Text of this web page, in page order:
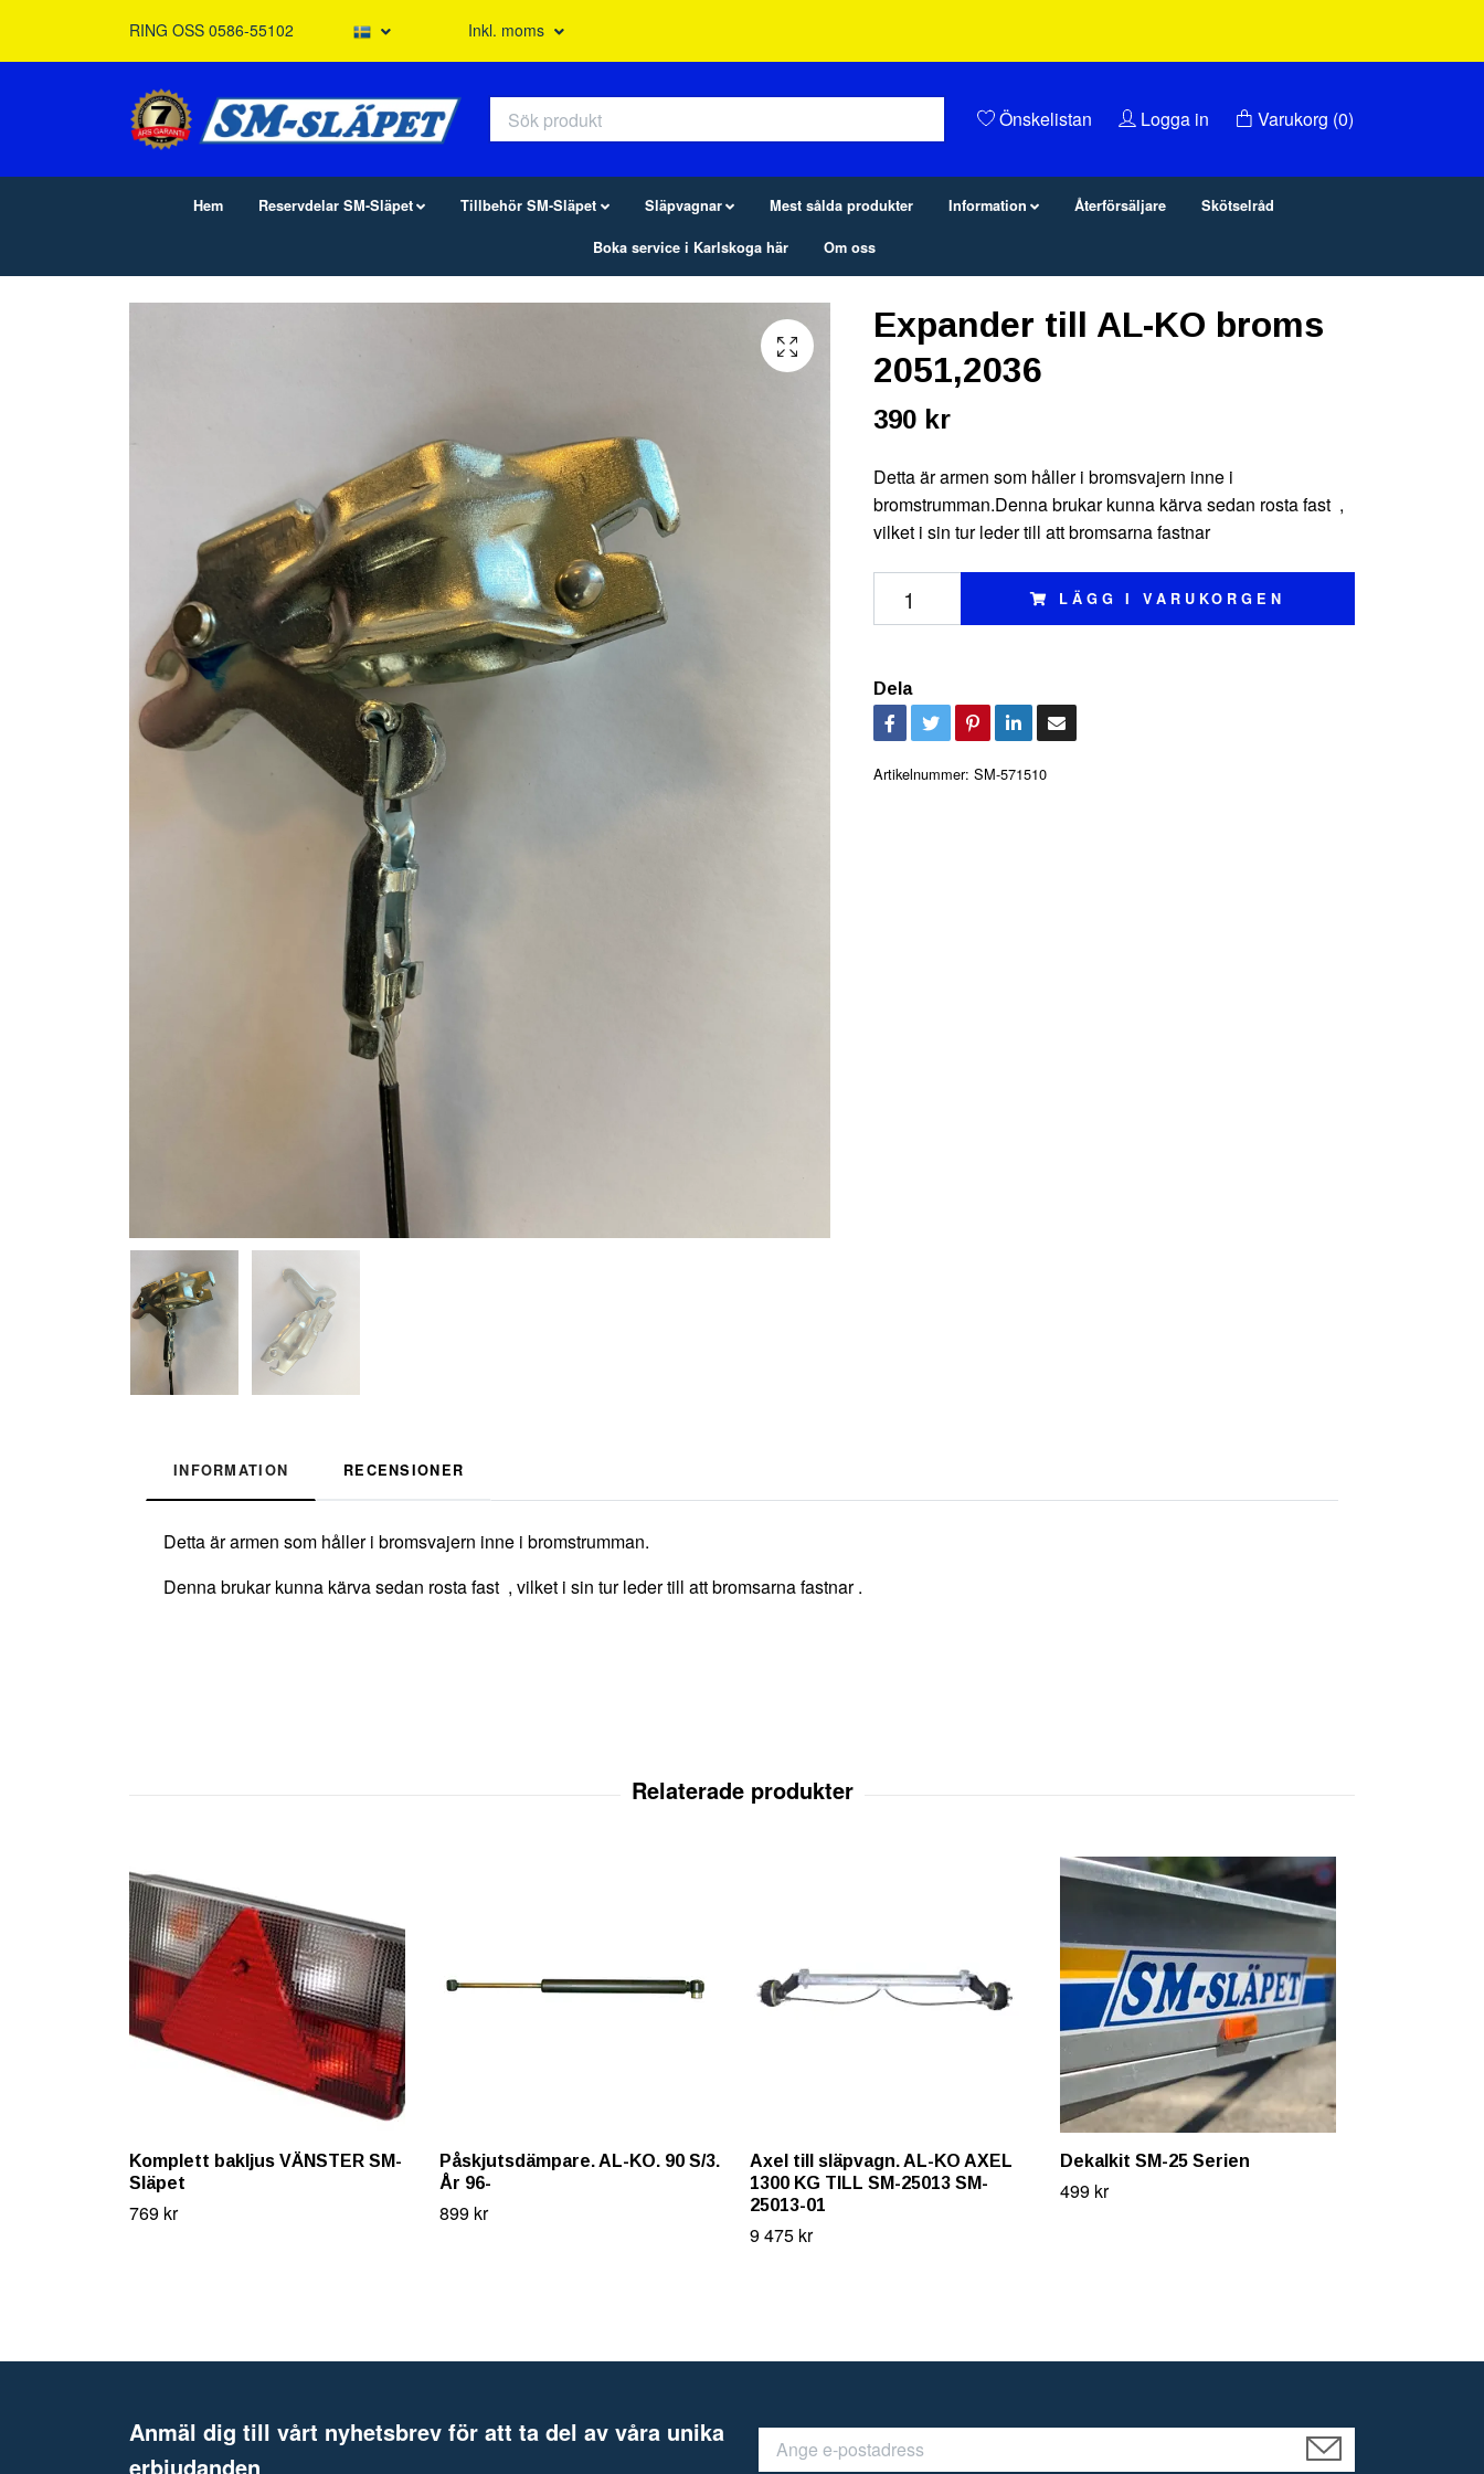
RING OSS 0586-55102 Inkl. moms
Önskelistan Logga in Varukorg (0)
Hem Reservdelar SM-Släpet Tillbehör SM-Släpet Släpvagnar Mest sålda produkter Information Återförsäljare Skötselråd
Boka service i Karlskoga här Om oss
Expander till AL-KO broms
2051,2036
390 kr
Detta är armen som håller i bromsvajern inne i
bromstrumman.Denna brukar kunna kärva sedan rosta fast ,
vilket i sin tur leder till att bromsarna fastnar
LÄGG I VARUKORGEN
Dela
Artikelnummer: SM-571510
INFORMATION RECENSIONER
Detta är armen som håller i bromsvajern inne i bromstrumman.
Denna brukar kunna kärva sedan rosta fast , vilket i sin tur leder till att bromsarna fastnar .
Komplett bakljus VÄNSTER SM-
Släpet
769 kr
Påskjutsdämpare. AL-KO. 90 S/3.
År 96-
899 kr
Axel till släpvagn. AL-KO AXEL
1300 KG TILL SM-25013 SM-
25013-01
9 475 kr
Dekalkit SM-25 Serien
499 kr
Anmäl dig till vårt nyhetsbrev för att ta del av våra unika
erbjudanden